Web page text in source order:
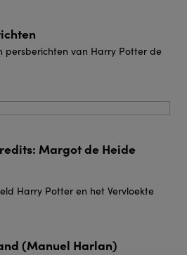
persberichten van Harry Potter de
Margot de Heide
(Manuel Harlan)